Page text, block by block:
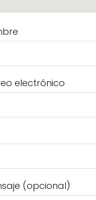
electrónico
(opcional)